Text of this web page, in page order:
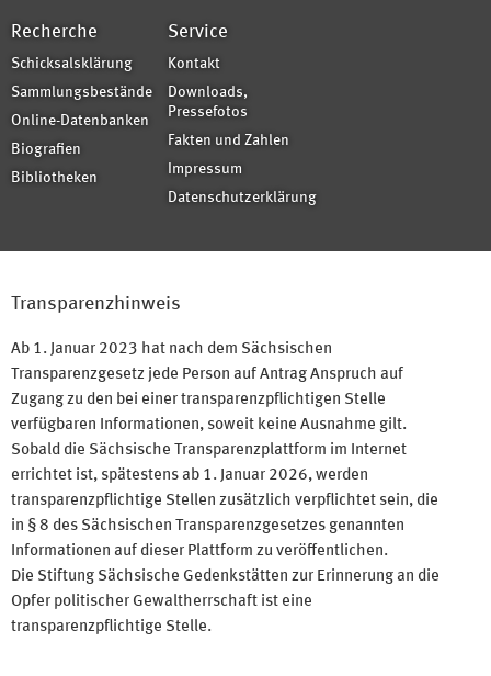
Recherche
Schicksalsklärung
Sammlungsbestände
Online-Datenbanken
Biografien
Bibliotheken
Service
Kontakt
Downloads,
Pressefotos
Fakten und Zahlen
Impressum
Datenschutzerklärung
Transparenzhinweis
Ab 1. Januar 2023 hat nach dem Sächsischen
Transparenzgesetz jede Person auf Antrag Anspruch auf
Zugang zu den bei einer transparenzpflichtigen Stelle
verfügbaren Informationen, soweit keine Ausnahme gilt.
Sobald die Sächsische Transparenzplattform im Internet
errichtet ist, spätestens ab 1. Januar 2026, werden
transparenzpflichtige Stellen zusätzlich verpflichtet sein, die
in § 8 des Sächsischen Transparenzgesetzes genannten
Informationen auf dieser Plattform zu veröffentlichen.
Die Stiftung Sächsische Gedenkstätten zur Erinnerung an die
Opfer politischer Gewaltherrschaft ist eine
transparenzpflichtige Stelle.